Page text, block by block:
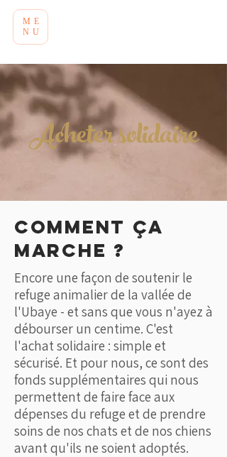
ME
NU
Acheter solidaire
Comment ça
marche ?
Encore une façon de soutenir le
refuge animalier de la vallée de
l'Ubaye - et sans que vous n'ayez à
débourser un centime. C'est
l'achat solidaire : simple et
sécurisé. Et pour nous, ce sont des
fonds supplémentaires qui nous
permettent de faire face aux
dépenses du refuge et de prendre
soins de nos chats et de nos chiens
avant qu'ils ne soient adoptés.